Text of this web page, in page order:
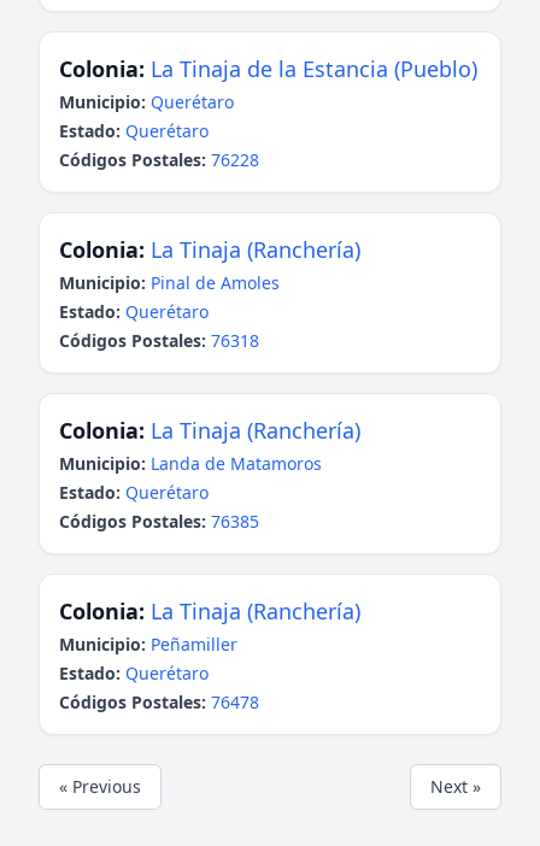
Colonia: La Tinaja de la Estancia (Pueblo)
Municipio: Querétaro
Estado: Querétaro
Códigos Postales: 76228
Colonia: La Tinaja (Ranchería)
Municipio: Pinal de Amoles
Estado: Querétaro
Códigos Postales: 76318
Colonia: La Tinaja (Ranchería)
Municipio: Landa de Matamoros
Estado: Querétaro
Códigos Postales: 76385
Colonia: La Tinaja (Ranchería)
Municipio: Peñamiller
Estado: Querétaro
Códigos Postales: 76478
« Previous Next »